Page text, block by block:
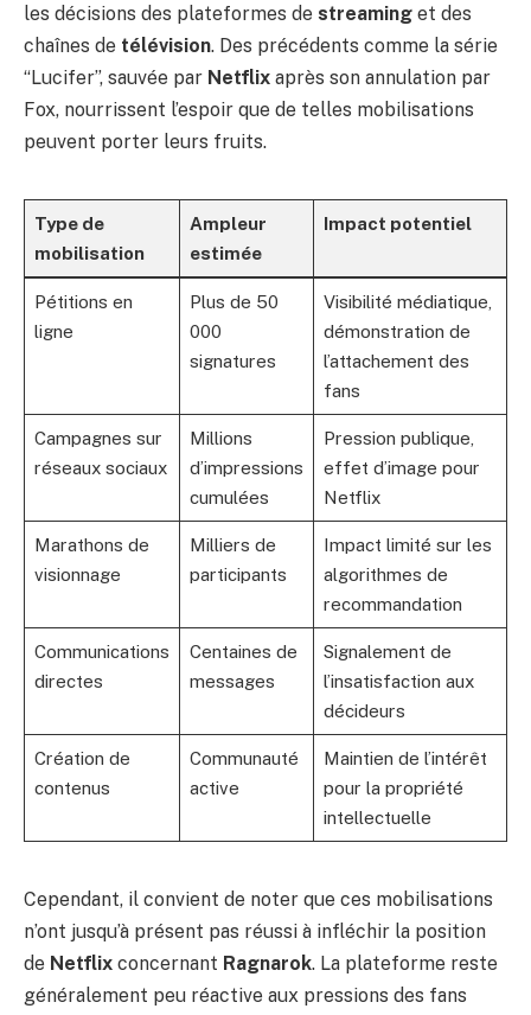
les décisions des plateformes de streaming et des
chaînes de télévision. Des précédents comme la série
“Lucifer”, sauvée par Netflix après son annulation par
Fox, nourrissent l’espoir que de telles mobilisations
peuvent porter leurs fruits.
Type de
mobilisation
Ampleur
estimée
Impact potentiel
Pétitions en
ligne
Plus de 50
000
signatures
Visibilité médiatique,
démonstration de
l’attachement des
fans
Campagnes sur
réseaux sociaux
Millions
d’impressions
cumulées
Pression publique,
effet d’image pour
Netflix
Marathons de
visionnage
Milliers de
participants
Impact limité sur les
algorithmes de
recommandation
Communications
directes
Centaines de
messages
Signalement de
l’insatisfaction aux
décideurs
Création de
contenus
Communauté
active
Maintien de l’intérêt
pour la propriété
intellectuelle
Cependant, il convient de noter que ces mobilisations
n’ont jusqu’à présent pas réussi à infléchir la position
de Netflix concernant Ragnarok. La plateforme reste
généralement peu réactive aux pressions des fans